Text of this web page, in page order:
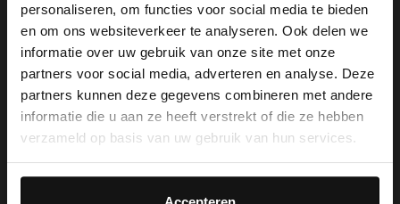
personaliseren, om functies voor social media te bieden
en om ons websiteverkeer te analyseren. Ook delen we
informatie over uw gebruik van onze site met onze
partners voor social media, adverteren en analyse. Deze
partners kunnen deze gegevens combineren met andere
informatie die u aan ze heeft verstrekt of die ze hebben
verzameld op basis van uw gebruik van hun services.
29.99
Goudkleurige zebra broche
12.99
×
View this website in English?
It looks like your language isn't Dutch. Would
you like to switch to English?
English